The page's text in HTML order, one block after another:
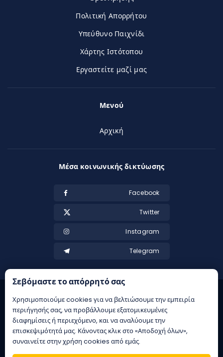
Πολιτική Απορρήτου
Υπεύθυνο Παιχνίδι
Χάρτης Ιστότοπου
Εργαστείτε μαζί μας
Μενού
Αρχική
Μέσα κοινωνικής δικτύωσης
Facebook
Twitter
Instagram
Telegram
Σεβόμαστε το απόρρητό σας
Χρησιμοποιούμε cookies για να βελτιώσουμε την εμπειρία
περιήγησής σας, να προβάλλουμε εξατομικευμένες
διαφημίσεις ή περιεχόμενο, και να αναλύουμε την
επισκεψιμότητά μας. Κάνοντας κλικ στο «Αποδοχή όλων»,
συναινείτε στην χρήση cookies από εμάς.